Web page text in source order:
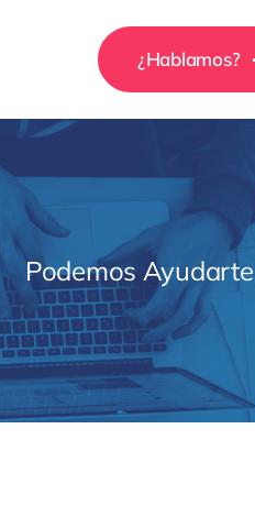
¿Hablamos?
Podemos Ayudarte